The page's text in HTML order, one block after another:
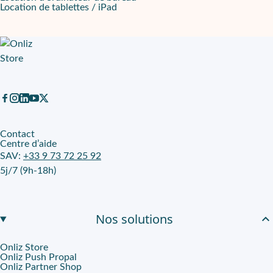
Lemontage facilesimplifie l’intégration dans un nouvel espace.
Une cohérence utile pour les usages partagés
Dans une organisation, un poste change souvent d’utilisateur.
Location de tablettes / iPad
Contact
Centre d’aide
SAV: +33 9 73 72 25 92
5j/7 (9h-18h)
Nos solutions
Onliz Store
Onliz Push Propal
Onliz Partner Shop